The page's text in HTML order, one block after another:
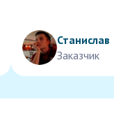
Станислав
Заказчик